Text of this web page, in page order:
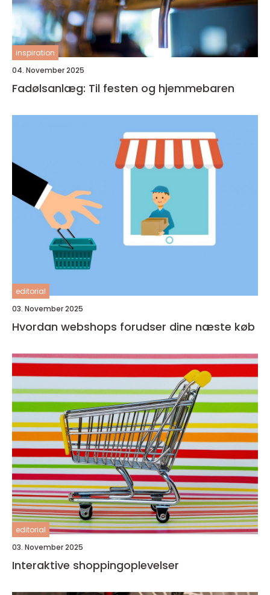
inspiration
04. November 2025
Fadølsanlæg: Til festen og hjemmebaren
editorial
03. November 2025
Hvordan webshops forudser dine næste køb
editorial
03. November 2025
Interaktive shoppingoplevelser